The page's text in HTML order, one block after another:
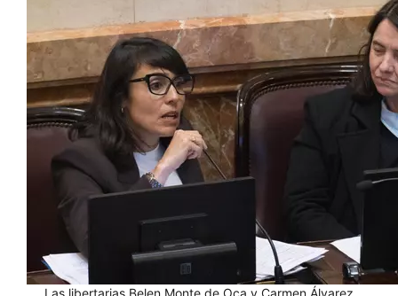
Las libertarias Belen Monte de Oca y Carmen Álvarez